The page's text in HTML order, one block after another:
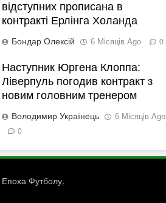
відступних прописана в
контракті Ерлінга Холанда
Бондар Олексій 6 Місяців Ago 0
Наступник Юргена Клоппа:
Ліверпуль погодив контракт з
новим головним тренером
Володимир Українець 6 Місяців Ago
0
Епоха Футболу.